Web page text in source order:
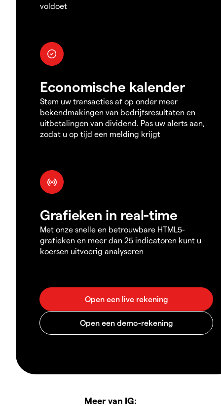
voldoet
Economische kalender
Stem uw transacties af op onder meer
bekendmakingen van bedrijfsresultaten en
uitbetalingen van dividend. Pas uw alerts aan,
zodat u op tijd een melding krijgt
Grafieken in real-time
Met onze snelle en betrouwbare HTML5-
grafieken en meer dan 25 indicatoren kunt u
koersen uitvoerig analyseren
Meer van IG: